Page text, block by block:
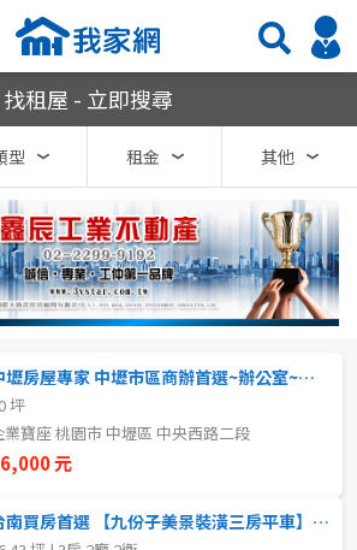
熱門關鍵字
租賃
找租屋 - 立即搜尋
型 租金 其他
中壢房屋專家 中壢市區商辦首選~辦公室~事務所
坪
業寶座 桃園市 中壢區 中央西路二段
元
台南買房首選 【九份子美景裝潢三房平車】✅台南房仲老妹靜嫻